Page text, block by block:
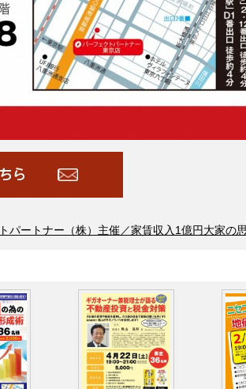
パートナー（株）主催／家賃収入1億円大家の